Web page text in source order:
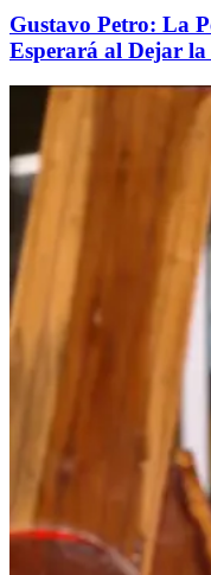
Gustavo Petro: La
Esperará al Dejar la